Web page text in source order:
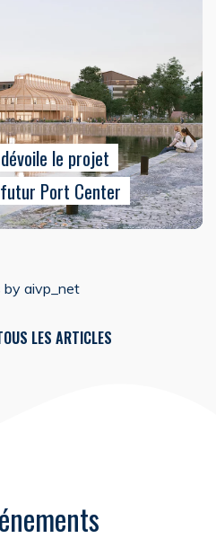
le projet
Port Center
aivp_net
LES ARTICLES